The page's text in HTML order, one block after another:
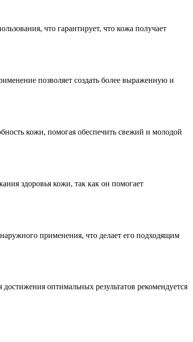
что гарантирует, что кожа получает
позволяет создать более выраженную и
кожи, помогая обеспечить свежий и молодой
здоровья кожи, так как он помогает
применения, что делает его подходящим
оптимальных результатов рекомендуется